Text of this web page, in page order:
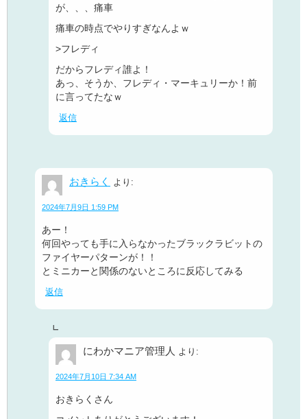
が、、、 痛車
痛車の時点でやりすぎなんよｗ
>フレディ
だからフレディ誰よ！
あっ、そうか、フレディ・マーキュリーか！前
に言ってたなｗ
返信
おきらく より:
2024年7月9日 1:59 PM
あー！
何回やっても手に入らなかったブラックラビットの
ファイヤーパターンが！！
とミニカーと関係のないところに反応してみる
返信
にわかマニア管理人 より:
2024年7月10日 7:34 AM
おきらくさん